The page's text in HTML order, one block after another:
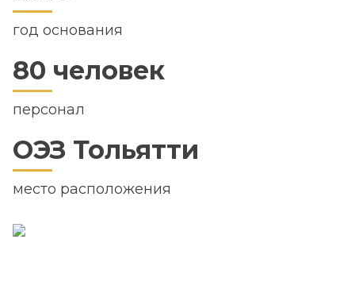
год основания
80 человек
персонал
ОЭЗ Тольятти
место расположения